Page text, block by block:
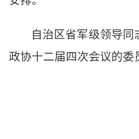
自治区省军级领导同
政协十二届四次会议的委